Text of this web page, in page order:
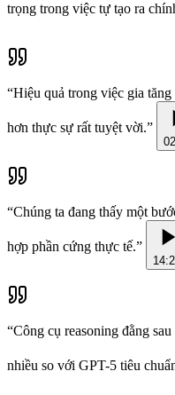
trọng trong việc tự tạo ra
“Hiệu quả trong việc gia
hơn thực sự rất tuyệt vời.”
“Chúng ta đang thấy một
hợp phần cứng thực tế.”
“Công cụ reasoning đằng
nhiều so với GPT-5 tiêu